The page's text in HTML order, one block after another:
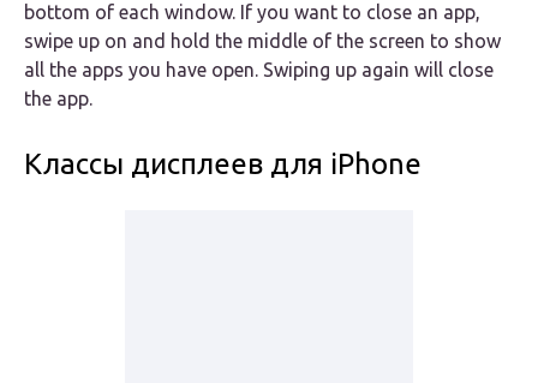
bottom of each window. If you want to close an app,
swipe up on and hold the middle of the screen to show
all the apps you have open. Swiping up again will close
the app.
Классы дисплеев для iPhone